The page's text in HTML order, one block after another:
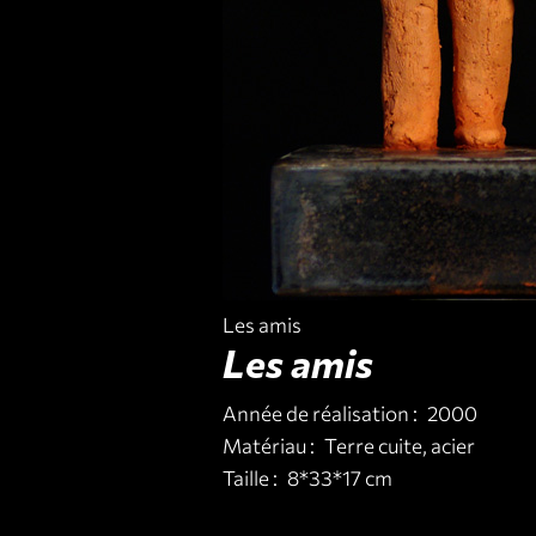
Les amis
Les amis
Année de réalisation : 2000
Matériau : Terre cuite, acier
Taille : 8*33*17 cm